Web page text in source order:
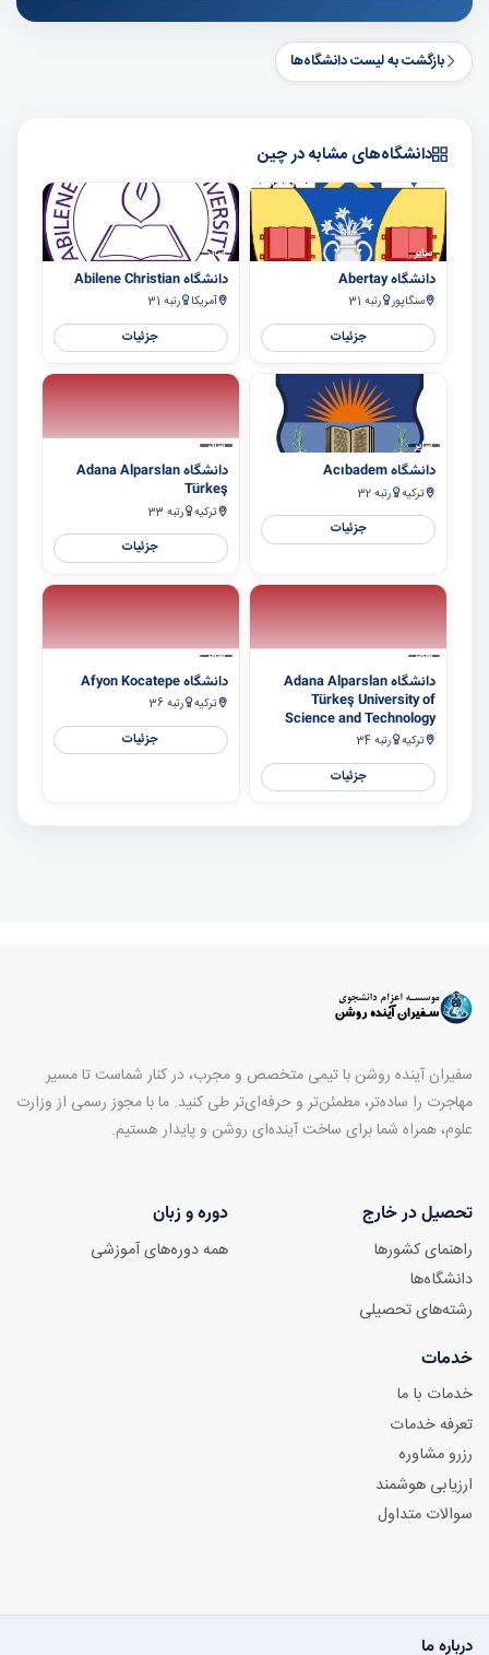
بازگشت به لیست دانشگاه‌ها
دانشگاه‌های مشابه در چین
سایر
دانشگاه Abertay
سنگاپور رتبه 31
جزئیات
سایر
دانشگاه Abilene Christian
آمریکا رتبه 31
جزئیات
سایر
دانشگاه Acıbadem
ترکیه رتبه 32
جزئیات
سایر
دانشگاه Adana Alparslan
Türkeş
ترکیه رتبه 33
جزئیات
سایر
دانشگاه Adana Alparslan
Türkeş University of
Science and Technology
ترکیه رتبه 34
جزئیات
سایر
دانشگاه Afyon Kocatepe
ترکیه رتبه 36
جزئیات
سفیران آینده روشن با تیمی متخصص و مجرب، در کنار شماست تا مسیر
مهاجرت را ساده‌تر، مطمئن‌تر و حرفه‌ای‌تر طی کنید. ما با مجوز رسمی از وزارت
علوم، همراه شما برای ساخت آینده‌ای روشن و پایدار هستیم.
تحصیل در خارج
راهنمای کشورها
دانشگاه‌ها
رشته‌های تحصیلی
دوره و زبان
همه دوره‌های آموزشی
خدمات
خدمات با ما
تعرفه خدمات
رزرو مشاوره
ارزیابی هوشمند
سوالات متداول
درباره ما